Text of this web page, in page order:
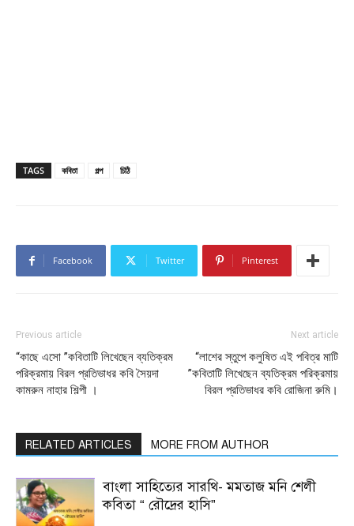
TAGS কবিতা গল্প চিঠি
Facebook Twitter Pinterest
Previous article
“কাছে এসো ”কবিতাটি লিখেছেন ব্যতিক্রম
পরিক্রমায় বিরল প্রতিভাধর কবি সৈয়দা
কামরুন নাহার শিল্পী ।
Next article
“লাশের স্তুপে কলুষিত এই পবিত্র মাটি
”কবিতাটি লিখেছেন ব্যতিক্রম পরিক্রমায়
বিরল প্রতিভাধর কবি রোজিনা রুমি।
RELATED ARTICLES MORE FROM AUTHOR
বাংলা সাহিত্যের সারথি- মমতাজ মনি শেলী
কবিতা “ রৌদ্রের হাসি”